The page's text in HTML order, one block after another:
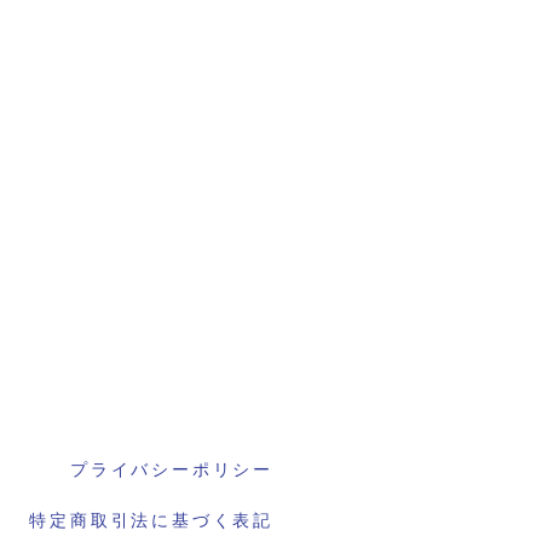
プライバシーポリシー
特定商取引法に基づく表記